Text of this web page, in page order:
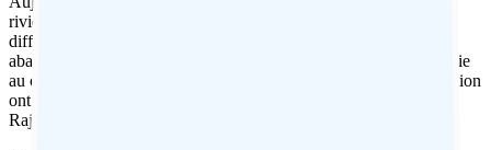
rivière Betwa et couvrent une vaste zone. Visitez des palais dans
différents états de réparation, des temples en ruine, des havelis
abandonnés et d’imposants cénotaphes. Construits en grande partie
au cours des 16e et 17e siècles, les plus beaux bâtiments de la région
ont été érigés sous le règne de Bir Singh Deo, avec notamment le
Raj Mahal, le Rai Praveen Mahal et le Jahangir Mahal.